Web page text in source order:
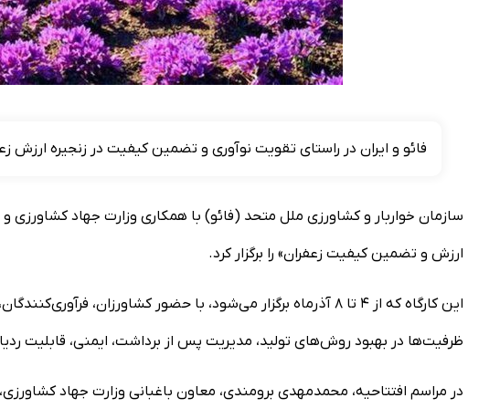
فائو و ایران در راستای تقویت نوآوری و تضمین کیفیت در زنجیره ارزش
سازمان خواربار و کشاورزی ملل متحد (فائو) با همکاری وزارت جهاد کشاورزی و
ارزش و تضمین کیفیت زعفران» را برگزار کرد.
این کارگاه که از ۴ تا ۸ آذرماه برگزار می‌شود، با حضور کشاورزان،
ظرفیت‌ها در بهبود روش‌های تولید، مدیریت پس از برداشت، ایمنی، قابلیت
در مراسم افتتاحیه، محمدمهدی برومندی، معاون باغبانی وزارت جهاد کشاورزی،